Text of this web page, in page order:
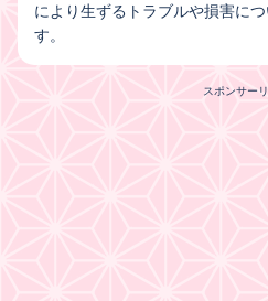
により生ずるトラブルや損害に
す。
スポンサー